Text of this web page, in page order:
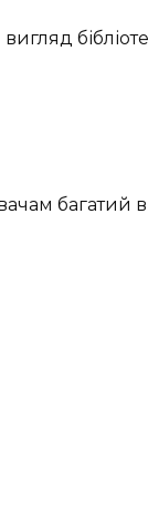
багатий